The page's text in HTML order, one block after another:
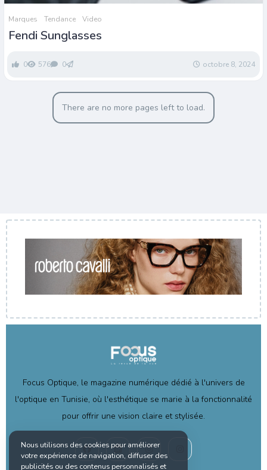
Marques Tendance Video
Fendi Sunglasses
0 576 0 octobre 8, 2024
There are no more pages left to load.
Focus Optique, le magazine numérique dédié à l'univers de
l'optique en Tunisie, où l'esthétique se marie à la fonctionnalité
pour offrir une vision claire et stylisée.
Nous utilisons des cookies pour améliorer
votre expérience de navigation, diffuser des
publicités ou des contenus personnalisés et